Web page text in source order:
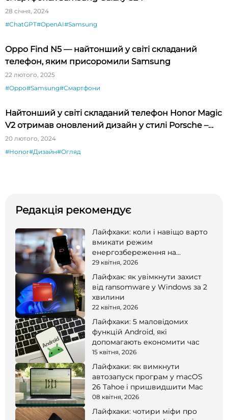
28 січня, 2024
#ChatGPT#OpenAI#Samsung
Oppo Find N5 — найтонший у світі складаний
телефон, яким присоромили Samsung
22 лютого, 2025
#Oppo#Samsung#Смартфони
Найтонший у світі складаний телефон Honor Magic
V2 отримав оновлений дизайн у стилі Porsche –
огляд
20 лютого, 2024
#Honor#Дизайн#Огляд
Редакція рекомендує
Лайфхаки: коли і навіщо варто
вмикати режим
енергозбереження на
смартфоні
29 квітня, 2026
Лайфхак: як увімкнути захист
від ransomware у Windows за 2
хвилини
22 квітня, 2026
Лайфхаки: 5 маловідомих
функцій Android, які
допомагають економити час
15 квітня, 2026
Лайфхаки: як вимкнути
автозапуск програм у macOS
26 Tahoe і пришвидшити Mac
08 квітня, 2026
Лайфхаки: чотири міфи про